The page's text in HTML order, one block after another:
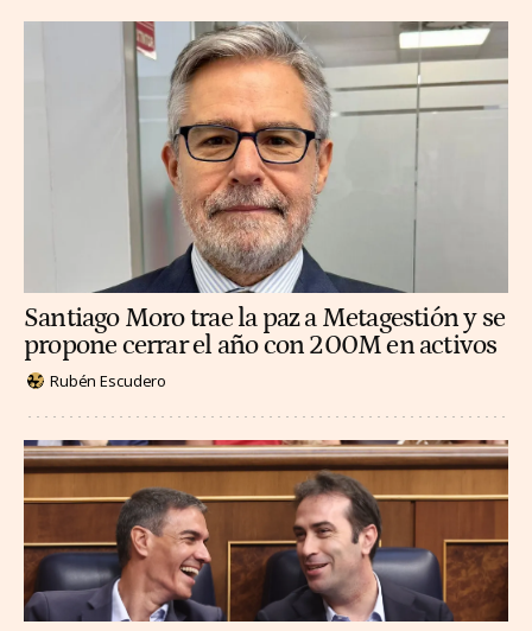
Santiago Moro trae la paz a Metagestión y se
propone cerrar el año con 200M en activos
Rubén Escudero